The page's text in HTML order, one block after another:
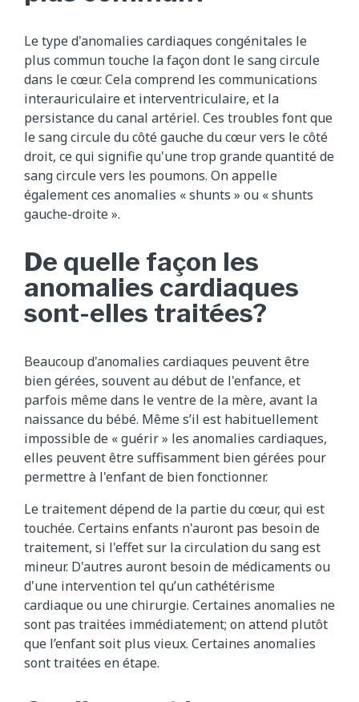
Le type d'anomalies cardiaques congénitales le
plus commun touche la façon dont le sang circule
dans le cœur. Cela comprend les communications
interauriculaire et interventriculaire, et la
persistance du canal artériel. Ces troubles font que
le sang circule du côté gauche du cœur vers le côté
droit, ce qui signifie qu'une trop grande quantité de
sang circule vers les poumons. On appelle
également ces anomalies « shunts » ou « shunts
gauche-droite ».
De quelle façon les
anomalies cardiaques
sont-elles traitées?
Beaucoup d'anomalies cardiaques peuvent être
bien gérées, souvent au début de l'enfance, et
parfois même dans le ventre de la mère, avant la
naissance du bébé. Même s’il est habituellement
impossible de « guérir » les anomalies cardiaques,
elles peuvent être suffisamment bien gérées pour
permettre à l'enfant de bien fonctionner.
Le traitement dépend de la partie du cœur, qui est
touchée. Certains enfants n'auront pas besoin de
traitement, si l'effet sur la circulation du sang est
mineur. D'autres auront besoin de médicaments ou
d'une intervention tel qu’un cathétérisme
cardiaque ou une chirurgie. Certaines anomalies ne
sont pas traitées immédiatement; on attend plutôt
que l’enfant soit plus vieux. Certaines anomalies
sont traitées en étape.